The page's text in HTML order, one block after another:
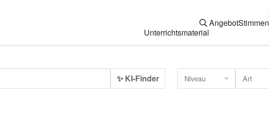
Unterrichtsmaterial
AngebotStimmen
✨ KI-Finder Niveau Art